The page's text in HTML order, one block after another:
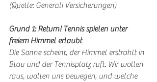
(Quelle: Generali Versicherungen)
Grund 1: Return! Tennis spielen unter
freiem Himmel erlaubt
Die Sonne scheint, der Himmel erstrahlt in
Blau und der Tennisplatz ruft. Wir wollen
raus, wollen uns bewegen, und welche